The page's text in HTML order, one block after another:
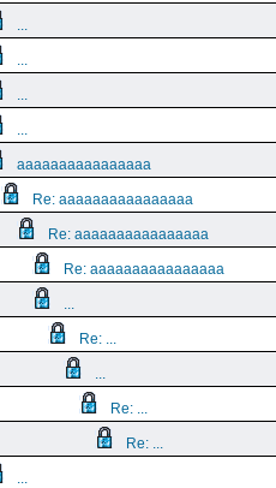
...
...
...
...
aaaaaaaaaaaaaaaa
Re: aaaaaaaaaaaaaaaa
Re: aaaaaaaaaaaaaaaa
Re: aaaaaaaaaaaaaaaa
...
Re: ...
...
Re: ...
Re: ...
...